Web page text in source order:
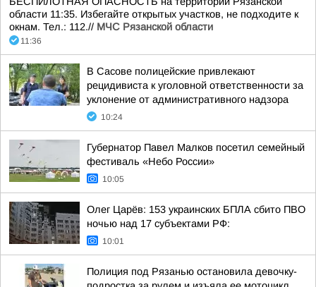
области 11:35. Избегайте открытых участков, не подходите к
окнам. Тел.: 112.// МЧС Рязанской области
11:36
В Сасове полицейские привлекают
рецидивиста к уголовной ответственности за
уклонение от административного надзора
10:24
Губернатор Павел Малков посетил семейный
фестиваль «Небо России»
10:05
Олег Царёв: 153 украинских БПЛА сбито ПВО
ночью над 17 субъектами РФ:
10:01
Полиция под Рязанью остановила девочку-